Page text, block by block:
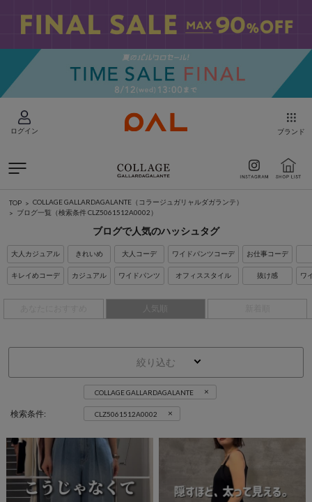
ログイン ブランド
TOP
COLLAGE GALLARDAGALANTE（コラージュガリャルダガランテ）
ブログ一覧 （検索条件 CLZ5061512A0002）
ブログで人気のハッシュタグ
大人カジュアル
キレイめコーデ
きれいめ
カジュアル
大人コーデ
ワイドパンツ
ワイドパンツコーデ
オフィススタイル
お仕事コーデ
抜け感 ワ
人気順
絞り込む
検索条件:
COLLAGE GALLARDAGALANTE ×
CLZ5061512A0002 ×